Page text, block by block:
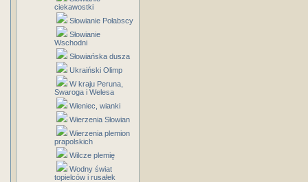
ciekawostki
Słowianie Połabscy
Słowianie
Wschodni
Słowiańska dusza
Ukraiński Olimp
W kraju Peruna,
Swaroga i Welesa
Wieniec, wianki
Wierzenia Słowian
Wierzenia plemion
prapolskich
Wilcze plemię
Wodny świat
topielców i rusałek